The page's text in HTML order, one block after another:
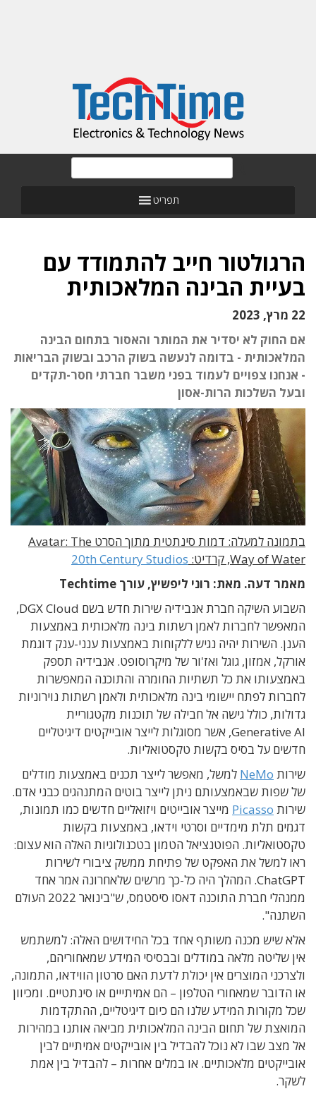
תפריט
הרגולטור חייב להתמודד עם
בעיית הבינה המלאכותית
22 מרץ, 2023
אם החוק לא יסדיר את המותר והאסור בתחום הבינה
המלאכותית - בדומה לנעשה בשוק הרכב ובשוק הבריאות
- אנחנו צפויים לעמוד בפני משבר חברתי חסר-תקדים
ובעל השלכות הרות-אסון
בתמונה למעלה: דמות סינתטית מתוך הסרט Avatar: The
Way of Water, קרדיט:
20th Century Studios
מאמר דעה. מאת: רוני ליפשיץ, עורך Techtime
השבוע השיקה חברת אנבידיה שירות חדש בשם DGX Cloud,
המאפשר לחברות לאמן רשתות בינה מלאכותית באמצעות
הענן. השירות יהיה נגיש ללקוחות באמצעות ענני-ענק דוגמת
אורקל, אמזון, גוגל ואז'ור של מיקרוסופט. אנבידיה תספק
באמצעותו את כל תשתיות החומרה והתוכנה המאפשרות
לחברות לפתח יישומי בינה מלאכותית ולאמן רשתות נוירוניות
גדולות, כולל גישה אל חבילה של תוכנות מקטגוריית
Generative AI, אשר מסוגלות לייצר אובייקטים דיגיטליים
חדשים על בסיס בקשות טקסטואליות.
שירות NeMo למשל, מאפשר לייצר תכנים באמצעות מודלים
של שפות שבאמצעותם ניתן לייצר בוטים המתנהגים כבני אדם.
שירות Picasso מייצר אובייטים ויזואליים חדשים כמו תמונות,
דגמים תלת מימדיים וסרטי וידאו, באמצעות בקשות
טקסטואליות. הפוטנציאל הטמון בטכנולוגיות האלה הוא עצום:
ראו למשל את האפקט של פתיחת ממשק ציבורי לשירות
ChatGPT. המהלך היה כל-כך מרשים שלאחרונה אמר אחד
ממנהלי חברת התוכנה דאסו סיסטמס, ש"בינואר 2022 העולם
השתנה".
אלא שיש מכנה משותף אחד בכל החידושים האלה: למשתמש
אין שליטה מלאה במודלים ובבסיסי המידע שמאחוריהם,
ולצרכני המוצרים אין יכולת לדעת האם סרטון הווידאו, התמונה,
או הדובר שמאחורי הטלפון – הם אמיתייים או סינתטיים. ומכיוון
שכל מקורות המידע שלנו הם כיום דיגיטליים, ההתקדמות
המואצת של תחום הבינה המלאכותית מביאה אותנו במהירות
אל מצב שבו לא נוכל להבדיל בין אובייקטים אמיתיים לבין
אובייקטים מלאכותיים. או במלים אחרות – להבדיל בין אמת
לשקר.